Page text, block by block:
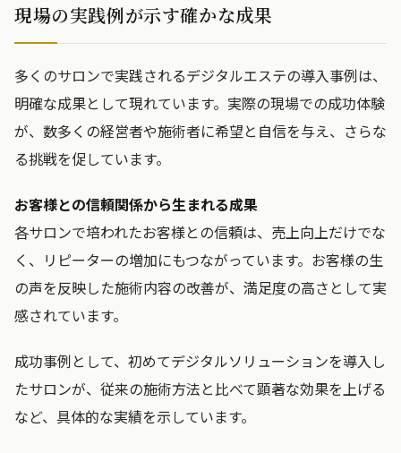
現場の実践例が示す確かな成果
多くのサロンで実践されるデジタルエステの導入事例は、
明確な成果として現れています。実際の現場での成功体験
が、数多くの経営者や施術者に希望と自信を与え、さらな
る挑戦を促しています。
お客様との信頼関係から生まれる成果
各サロンで培われたお客様との信頼は、売上向上だけでな
く、リピーターの増加にもつながっています。お客様の生
の声を反映した施術内容の改善が、満足度の高さとして実
感されています。
成功事例として、初めてデジタルソリューションを導入し
たサロンが、従来の施術方法と比べて顕著な効果を上げる
など、具体的な実績を示しています。